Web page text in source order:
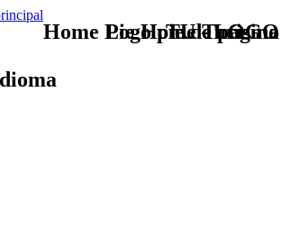
TU - LOGO
Home Logo pie de página
Pie Home Turismo